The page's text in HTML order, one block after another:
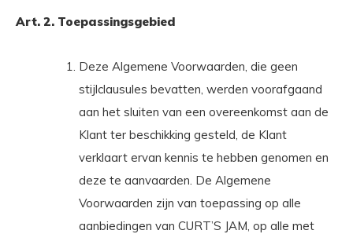
Art. 2. Toepassingsgebied
Deze Algemene Voorwaarden, die geen
stijlclausules bevatten, werden voorafgaand
aan het sluiten van een overeenkomst aan de
Klant ter beschikking gesteld, de Klant
verklaart ervan kennis te hebben genomen en
deze te aanvaarden. De Algemene
Voorwaarden zijn van toepassing op alle
aanbiedingen van CURT’S JAM, op alle met